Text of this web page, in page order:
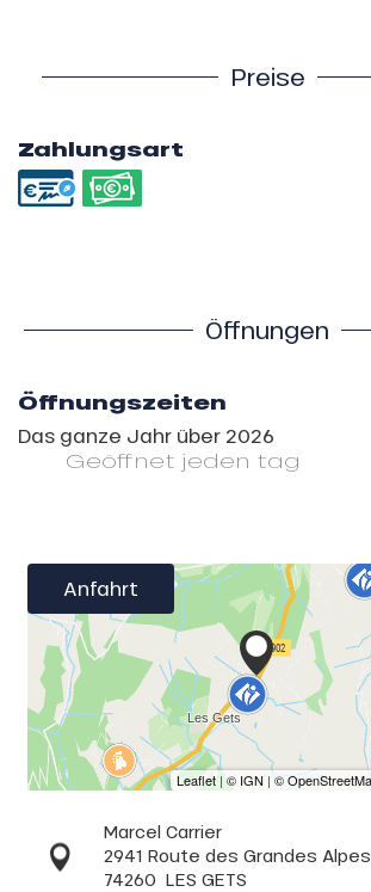
Preise
Zahlungsart
Öffnungen
Öffnungszeiten
Das ganze Jahr über 2026
Geöffnet jeden tag
Anfahrt
Marcel Carrier
2941 Route des Grandes Alpes
74260 LES GETS